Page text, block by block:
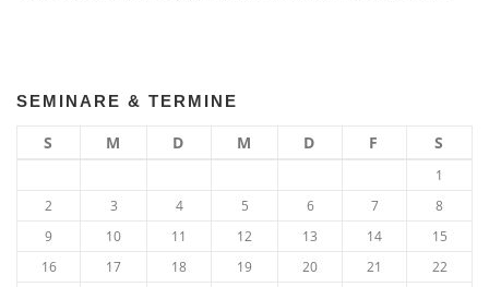
SEMINARE & TERMINE
S M D M D F S
1
2
3 4 5 6 7
8
9
10 11 12 13 14
15
16
17 18 19 20 21
22